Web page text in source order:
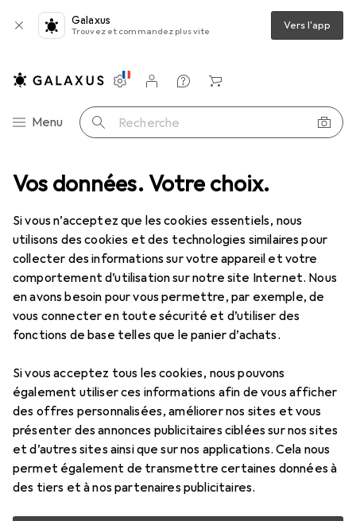
Vos données. Votre choix.
Si vous n’acceptez que les cookies essentiels, nous
utilisons des cookies et des technologies similaires pour
collecter des informations sur votre appareil et votre
comportement d’utilisation sur notre site Internet. Nous
en avons besoin pour vous permettre, par exemple, de
vous connecter en toute sécurité et d’utiliser des
fonctions de base telles que le panier d’achats.
Si vous acceptez tous les cookies, nous pouvons
également utiliser ces informations afin de vous afficher
des offres personnalisées, améliorer nos sites et vous
présenter des annonces publicitaires ciblées sur nos sites
et d’autres sites ainsi que sur nos applications. Cela nous
permet également de transmettre certaines données à
des tiers et à nos partenaires publicitaires.
Galaxus
Trouvez et commandez plus vite Vers l'app
Navigation par catégorie
Menu Recherche
Paramètres
Compte client
Listes de comparaison
Listes d'envies
Panier
Lentilles de contact Air Optix plus HydraGlyde Multifocal
Air Optixplus HydraGlyde Multifocal
+5.25, Lentille mensuelle, 6 pcs, Multifocal
EUR
63,90 EUR
10,66/1pcs
7
Évaluations
Livré entre jeu, 13/8 et lun, 17/8
Plus de 10 pièces en stock chez le fournisseur